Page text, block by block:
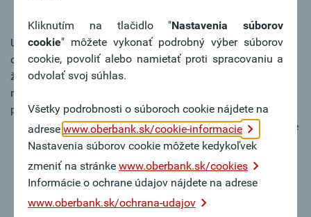
Upozornenie: Overenie príjemcu je opatrenie, ktorého
cieľom je zvýšiť bezpečnosť SEPA platieb. Upozorňujeme,
že bez ohľadu na výsledok overenia príjemcu je potrebné
naďalej dodržiavať nižšie uvedené opatrenia na ochranu
pred podvodnými platbami:
Neklikajte na odkazy na prihlasovacie stránky zaslané
prostredníctvom SMS alebo WhatsApp!
Pred kliknutím na odkazy v e-mailoch skontrolujte
odosielateľa a uvedený odkaz!
Presne skontrolujte platobné údaje (suma, IBAN
príjemcu...) a autorizujte len prevody/kartové
Kliknutím na tlačidlo "Nastavenia súborov
cookie" môžete vykonať podrobný výber súborov
cookie, povoliť alebo namietať proti spracovaniu a
odvolať svoj súhlas.
Všetky podrobnosti o súboroch cookie nájdete na
adrese www.oberbank.sk/cookie-informacie
Nastavenia súborov cookie môžete kedykoľvek
zmeniť na stránke www.oberbank.sk/cookies
Informácie o ochrane údajov nájdete na adrese
www.oberbank.sk/ochrana-udajov